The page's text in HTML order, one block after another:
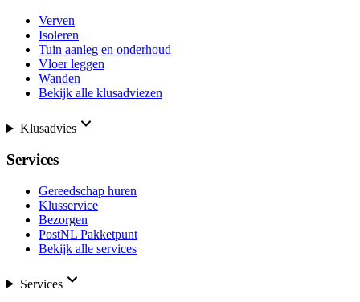
Verven
Isoleren
Tuin aanleg en onderhoud
Vloer leggen
Wanden
Bekijk alle klusadviezen
Klusadvies
Services
Gereedschap huren
Klusservice
Bezorgen
PostNL Pakketpunt
Bekijk alle services
Services